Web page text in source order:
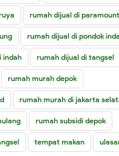
rumah dijual di
rumah dijual di pondok
indah rumah dijual di tangsel
rumah murah depok
rumah murah di jakarta
rumah subsidi depok
tempat makan